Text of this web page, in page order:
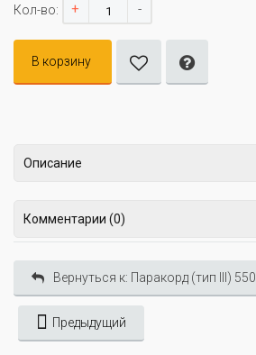
Кол-во: + -
В корзину
Описание
Комментарии (0)
Вернуться к: Паракорд (тип III) 550
Предыдущий